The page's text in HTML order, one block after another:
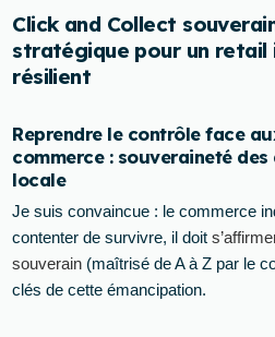
Click and Collect
stratégique pour un retail
résilient
Reprendre le contrôle face
commerce : souveraineté
locale
Je suis convaincue : le commerce
contenter de survivre, il doit
souverain (maîtrisé de A à Z par le
clés de cette émancipation.